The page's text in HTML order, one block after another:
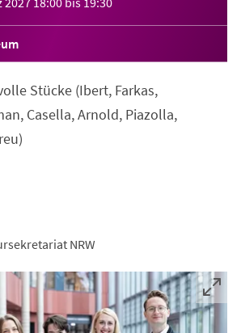
Stücke (Ibert, Farkas,
Casella, Arnold, Piazolla,
NRW